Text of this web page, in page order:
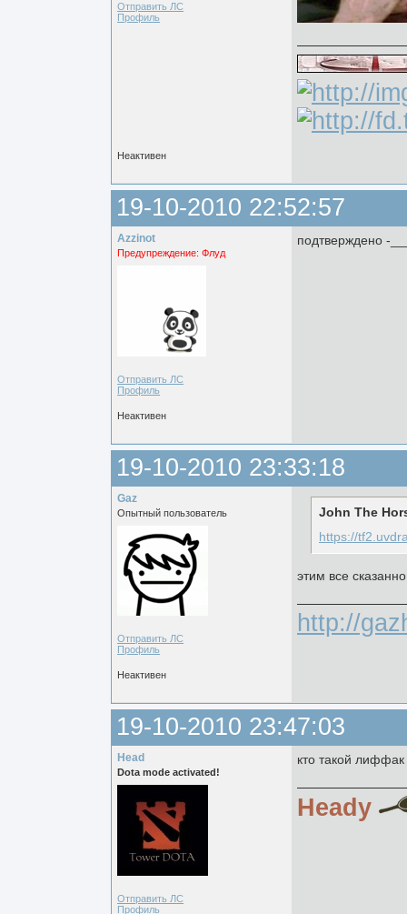
Отправить ЛС
Профиль
Неактивен
19-10-2010 22:52:57
Azzinot
Предупреждение: Флуд
Отправить ЛС
Профиль
подтверждено -
Неактивен
19-10-2010 23:33:18
Gaz
Опытный пользователь
Отправить ЛС
Профиль
John The
https://
этим все сказанно
http://
Неактивен
19-10-2010 23:47:03
Head
Dota mode activated!
Отправить ЛС
Профиль
кто такой
Heady